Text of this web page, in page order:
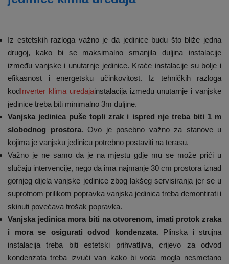
Iz estetskih razloga važno je da jedinice budu što bliže jedna
drugoj, kako bi se maksimalno smanjila duljina instalacije
između vanjske i unutarnje jedinice. Kraće instalacije su bolje i
efikasnost i energetsku učinkovitost. Iz tehničkih razloga
kodInverter klima uređajainstalacija između unutarnje i vanjske
jedinice treba biti minimalno 3m duljine.
Vanjska jedinica puše topli zrak i ispred nje treba biti 1 m
slobodnog prostora. Ovo je posebno važno za stanove u
kojima je vanjsku jedinicu potrebno postaviti na terasu.
Važno je ne samo da je na mjestu gdje mu se može prići u
slučaju intervencije, nego da ima najmanje 30 cm prostora iznad
gornjeg dijela vanjske jedinice zbog lakšeg servisiranja jer se u
suprotnom prilikom popravka vanjska jedinica treba demontirati i
skinuti povećava trošak popravka.
Vanjska jedinica mora biti na otvorenom, imati protok zraka
i mora se osigurati odvod kondenzata. Plinska i strujna
instalacija treba biti estetski prihvatljiva, crijevo za odvod
kondenzata treba izvući van kako bi voda mogla nesmetano